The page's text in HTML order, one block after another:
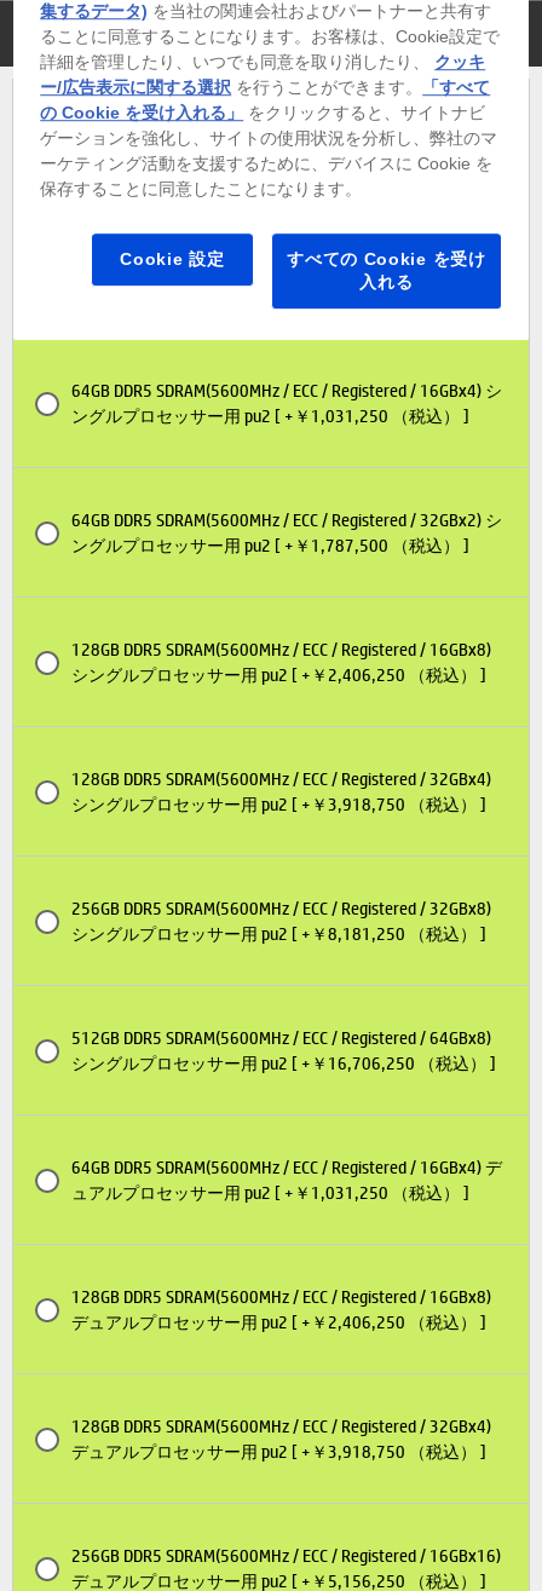
メモリ
16GB DDR5 SDRAM(5600MHz / ECC / Registered / 16GBx1) シ
ングルプロセッサー用 pu2[標準]
32GB DDR5 SDRAM(5600MHz / ECC / Registered / 16GBx2) シ
ングルプロセッサー用 pu2 [ +￥343,750 （税込） ]
64GB DDR5 SDRAM(5600MHz / ECC / Registered / 16GBx4) シ
ングルプロセッサー用 pu2 [ +￥1,031,250 （税込） ]
64GB DDR5 SDRAM(5600MHz / ECC / Registered / 32GBx2) シ
ングルプロセッサー用 pu2 [ +￥1,787,500 （税込） ]
128GB DDR5 SDRAM(5600MHz / ECC / Registered / 16GBx8)
シングルプロセッサー用 pu2 [ +￥2,406,250 （税込） ]
128GB DDR5 SDRAM(5600MHz / ECC / Registered / 32GBx4)
シングルプロセッサー用 pu2 [ +￥3,918,750 （税込） ]
256GB DDR5 SDRAM(5600MHz / ECC / Registered / 32GBx8)
シングルプロセッサー用 pu2 [ +￥8,181,250 （税込） ]
512GB DDR5 SDRAM(5600MHz / ECC / Registered / 64GBx8)
シングルプロセッサー用 pu2 [ +￥16,706,250 （税込） ]
64GB DDR5 SDRAM(5600MHz / ECC / Registered / 16GBx4) デ
ュアルプロセッサー用 pu2 [ +￥1,031,250 （税込） ]
128GB DDR5 SDRAM(5600MHz / ECC / Registered / 16GBx8)
デュアルプロセッサー用 pu2 [ +￥2,406,250 （税込） ]
128GB DDR5 SDRAM(5600MHz / ECC / Registered / 32GBx4)
デュアルプロセッサー用 pu2 [ +￥3,918,750 （税込） ]
256GB DDR5 SDRAM(5600MHz / ECC / Registered / 16GBx16)
デュアルプロセッサー用 pu2 [ +￥5,156,250 （税込） ]
集するデータ) を当社の関連会社およびパートナーと共有す
ることに同意することになります。お客様は、Cookie設定で
詳細を管理したり、いつでも同意を取り消したり、 クッキ
ー/広告表示に関する選択 を行うことができます。
「すべて
の Cookie を受け入れる」
をクリックすると、サイトナビ
ゲーションを強化し、サイトの使用状況を分析し、弊社のマ
ーケティング活動を支援するために、デバイスに Cookie を
保存することに同意したことになります。
Cookie 設定
すべての Cookie を受け
入れる